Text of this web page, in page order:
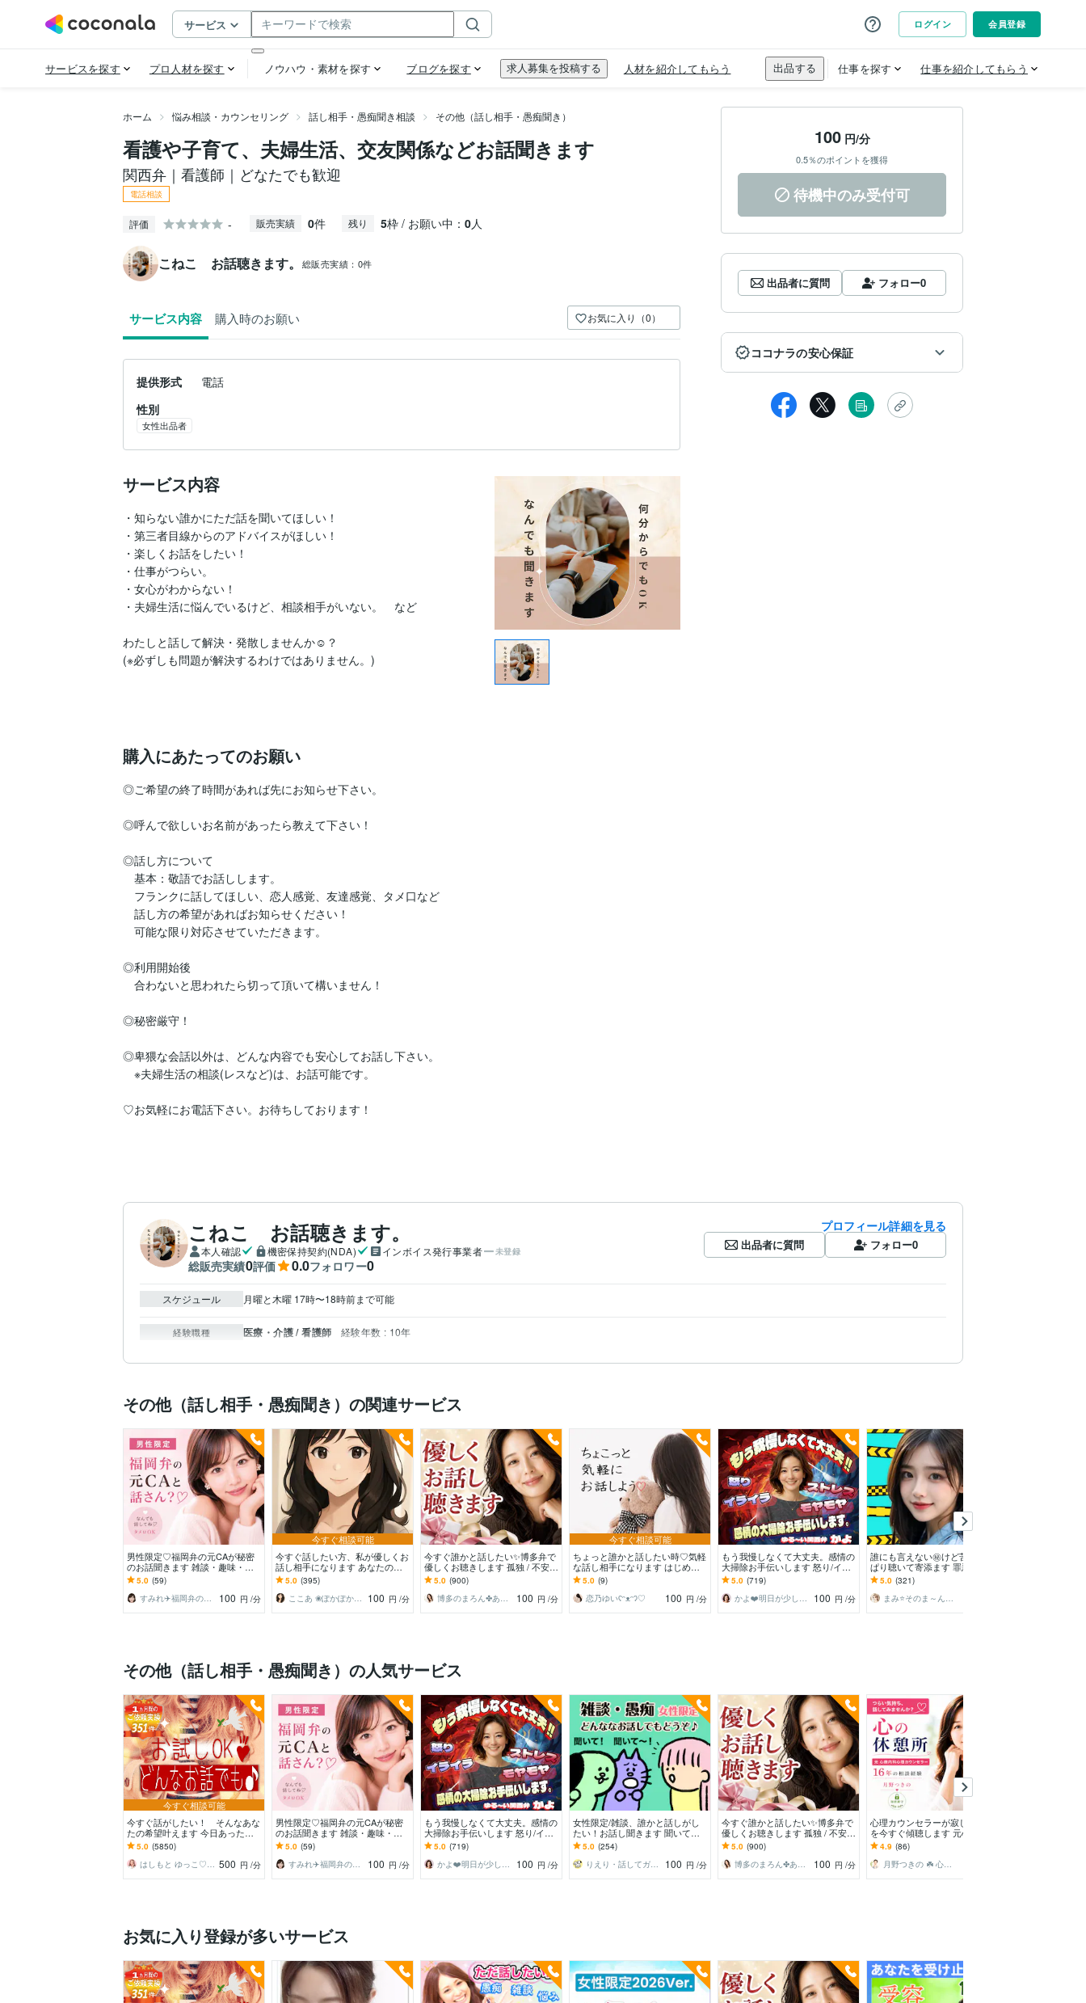
ホーム 悩み相談・カウンセリング 話し相手・愚痴聞き相談 その他（話し相手・愚痴聞き）
看護や子育て、夫婦生活、交友関係などお話聞きます
関西弁｜看護師｜どなたでも歓迎
電話相談
評価 - 販売実績 0件 残り 5枠 / お願い中： 0人
こねこ お話聴きます。 総販売実績： 0件
サービス内容 購入時のお願い お気に入り（0）
提供形式
電話
性別
女性出品者
サービス内容
・知らない誰かにただ話を聞いてほしい！
・第三者目線からのアドバイスがほしい！
・楽しくお話をしたい！
・仕事がつらい。
・女心がわからない！
・夫婦生活に悩んでいるけど、相談相手がいない。　など
わたしと話して解決・発散しませんか☺️？
(※必ずしも問題が解決するわけではありません。)
購入にあたってのお願い
◎ご希望の終了時間があれば先にお知らせ下さい。
◎呼んで欲しいお名前があったら教えて下さい！
◎話し方について
基本：敬語でお話しします。
フランクに話してほしい、恋人感覚、友達感覚、タメ口など
話し方の希望があればお知らせください！
可能な限り対応させていただきます。
◎利用開始後
合わないと思われたら切って頂いて構いません！
◎秘密厳守！
◎卑猥な会話以外は、どんな内容でも安心してお話し下さい。
※夫婦生活の相談(レスなど)は、お話可能です。
♡お気軽にお電話下さい。お待ちしております！
100円/分
0.5％のポイントを獲得
待機中のみ受付可
出品者に質問 フォロー0
ココナラの安心保証
こねこ お話聴きます。
本人確認 機密保持契約(NDA) インボイス発行事業者 未登録
総販売実績0評価 0.0フォロワー0
プロフィール詳細を見る
出品者に質問 フォロー0
スケジュール 月曜と木曜 17時〜18時前まで可能
経験職種 医療・介護 / 看護師 経験年数 : 10年
その他（話し相手・愚痴聞き）の関連サービス
男性限定♡福岡弁の元CAが秘密
のお話聞きます 雑談・趣味・恋
愛・性の悩みなど…な〜んでも聞
くけんね！
5.0 (59)
すみれ✈️福岡弁の元CA
100 円 /分
今すぐ相談可能
今すぐ話したい方、私が優しくお
話し相手になります あなたの心
にそっと寄り添う時間を届けます
5.0 (395)
ここあ ❀ぽかぽか相談室❀
100 円 /分
今すぐ誰かと話したい✨博多弁で
優しくお聴きします 孤独 / 不安 /
心配ごと/うまく話せなくても大
丈夫です
5.0 (900)
博多のまろん✤あなたの心がほどける時間✨
100 円 /分
今すぐ相談可能
ちょっと誰かと話したい時♡気軽
な話し相手になります はじめて
の方も安心♡1分から優しくお話
をお聴きします♡
5.0 (9)
恋乃ゆいʕᵔᴥᵔʔ♡
100 円 /分
もう我慢しなくて大丈夫。感情の
大掃除お手伝いします 怒り/イラ
イラ/モヤモヤ/ストレス/焦り/感情
爆発/本音
5.0 (719)
かよ❤️明日が少し楽しみになる場所
100 円 /分
誰にも言えない㊙️けど苦しいやっ
ぱり聴いて寄添ます 罪悪感/性癖/
嘘/恥/言葉にする事で、あなたが
変わる体験を
5.0 (321)
まみ⭐そのま～んまのあなたでお帰りなさい
その他（話し相手・愚痴聞き）の人気サービス
今すぐ相談可能
今すぐ話がしたい！ そんなあな
たの希望叶えます 今日あったこ
とから深刻な悩みまで☆何でも打
ち明けてください。
5.0 (5850)
はしもと ゆっこ♡救急こころの相談室 500 円 /分
男性限定♡福岡弁の元CAが秘密
のお話聞きます 雑談・趣味・恋
愛・性の悩みなど…な〜んでも聞
くけんね！
5.0 (59)
すみれ✈️福岡弁の元CA
100 円 /分
もう我慢しなくて大丈夫。感情の
大掃除お手伝いします 怒り/イラ
イラ/モヤモヤ/ストレス/焦り/感情
爆発/本音
5.0 (719)
かよ❤️明日が少し楽しみになる場所
100 円 /分
女性限定/雑談、誰かと話しがし
たい！お話し聞きます 聞いてほ
しい、話したい、何でもどうぞ！
(^^)
5.0 (254)
りえり・話してガス抜き・ココロ楽に♪
100 円 /分
今すぐ誰かと話したい✨博多弁で
優しくお聴きします 孤独 / 不安 /
心配ごと/うまく話せなくても大
丈夫です
5.0 (900)
博多のまろん✤あなたの心がほどける時間✨
100 円 /分
心理カウンセラーが寂しさや不安
を今すぐ傾聴します 元心療内科
で勤務☘️ボイスサンプルあり☘️ 1
分からOKです
4.9 (86)
月野つきの ☘️ 心理カウンセラー☘️
お気に入り登録が多いサービス